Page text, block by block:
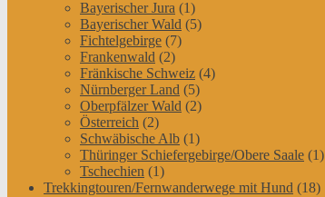
Bayerischer Jura (1)
Bayerischer Wald (5)
Fichtelgebirge (7)
Frankenwald (2)
Fränkische Schweiz (4)
Nürnberger Land (5)
Oberpfälzer Wald (2)
Österreich (2)
Schwäbische Alb (1)
Thüringer Schiefergebirge/Obere Saale (1)
Tschechien (1)
Trekkingtouren/Fernwanderwege mit Hund (18)